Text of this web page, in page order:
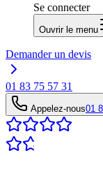
Se connecter
Ouvrir le menu
Demander un devis
01 83 75 57 31
Appelez-nous01